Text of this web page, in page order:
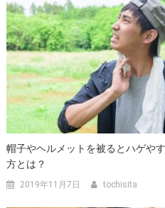
帽子やヘルメットを被るとハゲや
方とは？
2019年11月7日 tochisita